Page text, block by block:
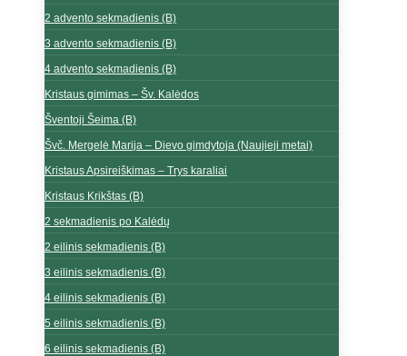
2 gavėnios sekmadienis (A)
3 gavėnios sekmadienis (A)
4 gavėnios sekmadienis (A)
5 gavėnios sekmadienis (A)
Kristaus Kančios (Verbų) sekmadienis
Didysis ketvirtadienis – Paskutinė vakarienė
Didysis penktadienis
Kristaus Prisikėlimas – šv. Velykos
2 Velykų sekmadienis – Atvelykis (A)
3 Velykų sekmadienis (A)
4 Velykų sekmadienis (A)
5 Velykų sekmadienis (A)
6 Velykų sekmadienis (A)
7 Velykų sekmadienis – Šeštinės (A)
2 advento sekmadienis (B)
3 advento sekmadienis (B)
4 advento sekmadienis (B)
Kristaus gimimas – Šv. Kalėdos
Šventoji Šeima (B)
Švč. Mergelė Marija – Dievo gimdytoja (Naujieji metai)
Kristaus Apsireiškimas – Trys karaliai
Kristaus Krikštas (B)
2 sekmadienis po Kalėdų
2 eilinis sekmadienis (B)
3 eilinis sekmadienis (B)
4 eilinis sekmadienis (B)
5 eilinis sekmadienis (B)
6 eilinis sekmadienis (B)